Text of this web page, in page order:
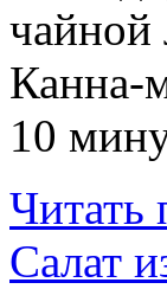
Канна-
10
Читать
Салат